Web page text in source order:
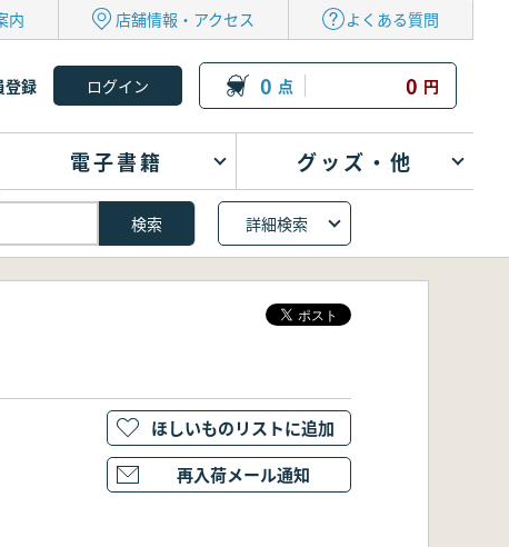
内 店舗情報・アクセス よくある質問
登録 0 点 0 円
電子書籍 グッズ・他
詳細検索
ほしいものリストに追加
再入荷メール通知